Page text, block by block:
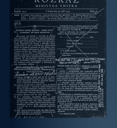
zobrazit PDF dokument